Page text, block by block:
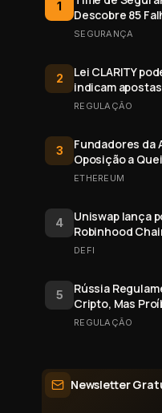
1
Descobre 85
Aberto
SEGURANÇA
2
Lei CLARITY
indicam
REGULAÇÃO
3
Fundadores da
Oposição a
Staking do
ETHEREUM
4
Uniswap lança
Robinhood
valor
DEFI
5
Rússia
Cripto, Mas
Bitcoin
REGULAÇÃO
Newsletter